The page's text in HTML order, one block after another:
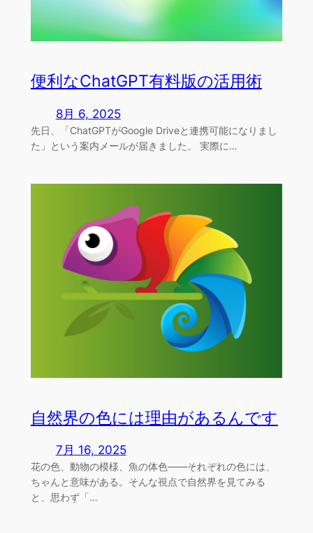
便利なChatGPT有料版の活用術
8月 6, 2025
先日、「ChatGPTがGoogle Driveと連携可能になりまし
た」という案内メールが届きました。 実際に…
自然界の色には理由があるんです
7月 16, 2025
花の色、動物の模様、魚の体色――それぞれの色には、
ちゃんと意味がある。そんな視点で自然界を見てみる
と、思わず「…